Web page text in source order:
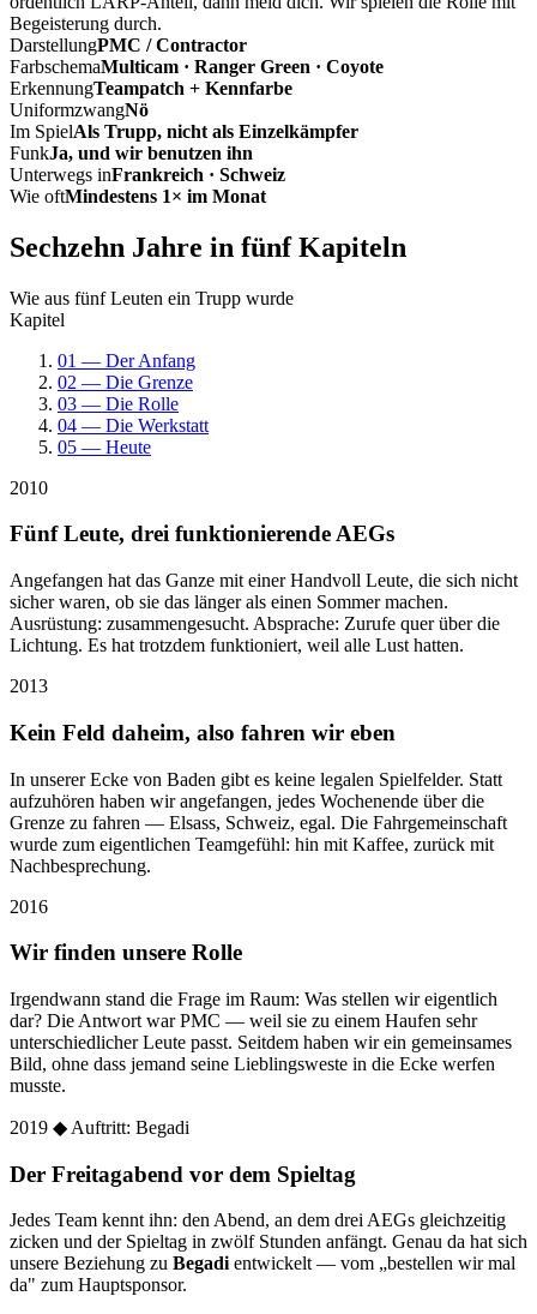
Begeisterung durch.
DarstellungPMC / Contractor
FarbschemaMulticam · Ranger Green · Coyote
ErkennungTeampatch + Kennfarbe
UniformzwangNö
Im SpielAls Trupp, nicht als Einzelkämpfer
FunkJa, und wir benutzen ihn
Unterwegs inFrankreich · Schweiz
Wie oftMindestens 1× im Monat
Sechzehn Jahre in fünf Kapiteln
Wie aus fünf Leuten ein Trupp wurde
Kapitel
01 — Der Anfang
02 — Die Grenze
03 — Die Rolle
04 — Die Werkstatt
05 — Heute
2010
Fünf Leute, drei funktionierende AEGs
Angefangen hat das Ganze mit einer Handvoll Leute, die sich nicht
sicher waren, ob sie das länger als einen Sommer machen.
Ausrüstung: zusammengesucht. Absprache: Zurufe quer über die
Lichtung. Es hat trotzdem funktioniert, weil alle Lust hatten.
2013
Kein Feld daheim, also fahren wir eben
In unserer Ecke von Baden gibt es keine legalen Spielfelder. Statt
aufzuhören haben wir angefangen, jedes Wochenende über die
Grenze zu fahren — Elsass, Schweiz, egal. Die Fahrgemeinschaft
wurde zum eigentlichen Teamgefühl: hin mit Kaffee, zurück mit
Nachbesprechung.
2016
Wir finden unsere Rolle
Irgendwann stand die Frage im Raum: Was stellen wir eigentlich
dar? Die Antwort war PMC — weil sie zu einem Haufen sehr
unterschiedlicher Leute passt. Seitdem haben wir ein gemeinsames
Bild, ohne dass jemand seine Lieblingsweste in die Ecke werfen
musste.
2019 ◆ Auftritt: Begadi
Der Freitagabend vor dem Spieltag
Jedes Team kennt ihn: den Abend, an dem drei AEGs gleichzeitig
zicken und der Spieltag in zwölf Stunden anfängt. Genau da hat sich
unsere Beziehung zu Begadientwickelt — vom „bestellen wir mal
da" zum Hauptsponsor.